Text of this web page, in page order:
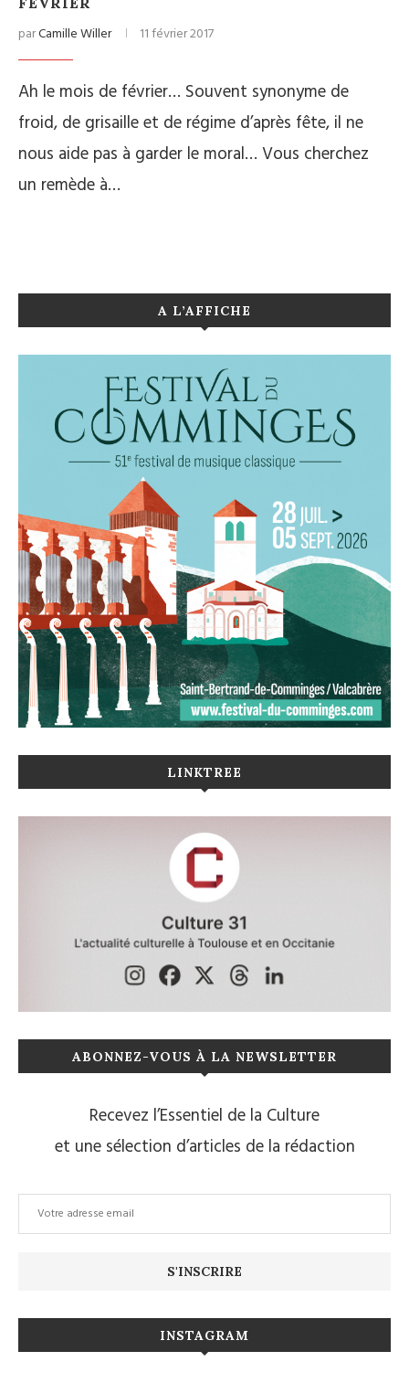
parCamille Willer 11 février 2017
Ah le mois de février… Souvent synonyme de
froid, de grisaille et de régime d’après fête, il ne
nous aide pas à garder le moral… Vous cherchez
un remède à…
A L’AFFICHE
LINKTREE
ABONNEZ-VOUS À LA NEWSLETTER
Recevez l’Essentiel de la Culture
et une sélection d’articles de la rédaction
INSTAGRAM